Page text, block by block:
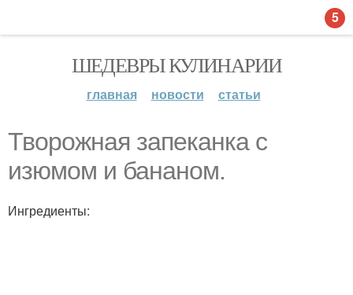
ШЕДЕВРЫ КУЛИНАРИИ
главная новости статьи
Творожная запеканка с
изюмом и бананом.
Ингредиенты:
5